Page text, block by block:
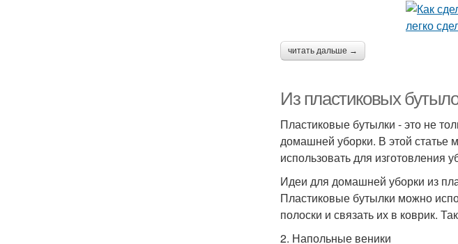
читать дальше →
Из пластиковых
Пластиковые бутылки - это не
домашней уборки. В этой
использовать для изготовления
Идеи для домашней уборки из
Пластиковые бутылки можно
полоски и связать их в коврик.
2. Напольные веники